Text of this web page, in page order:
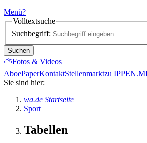
Menü?
Volltextsuche
Suchbegriff:
Suchen
⛅Fotos & Videos
AboePaperKontaktStellenmarktzu
Sie sind hier:
wa.de Startseite
Sport
Tabellen